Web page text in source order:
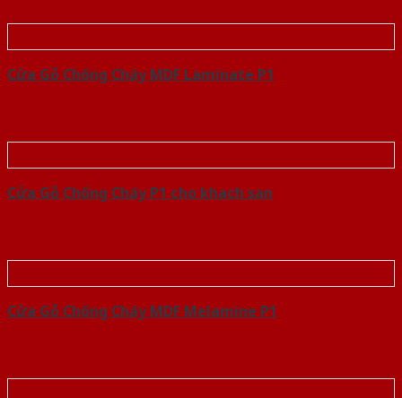
Cửa Gỗ Chống Cháy MDF Laminate P1
Cửa Gỗ Chống Cháy P1 cho khach san
Cửa Gỗ Chống Cháy MDF Melamine P1